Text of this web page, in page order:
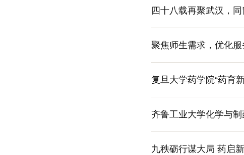
四十八载再聚武汉，
汉联谊纪实
聚焦师生需求，优化
复旦大学药学院“药育
齐鲁工业大学化学与
九秩砺行谋大局 药启